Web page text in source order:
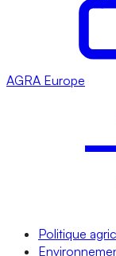
AGRA Europe
Politique